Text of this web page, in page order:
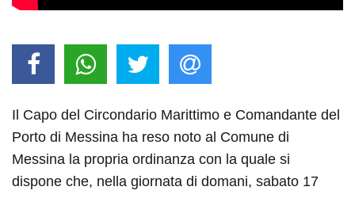
Il Capo del Circondario Marittimo e Comandante del
Porto di Messina ha reso noto al Comune di
Messina la propria ordinanza con la quale si
dispone che, nella giornata di domani, sabato 17